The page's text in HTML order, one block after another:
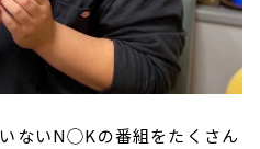
ないN◯Kの番組をたくさん